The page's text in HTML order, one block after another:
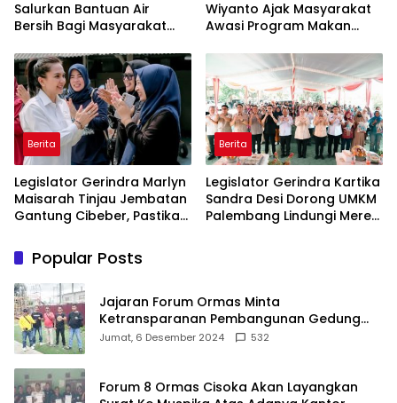
Salurkan Bantuan Air
Bersih Bagi Masyarakat
Di Maros
Wiyanto Ajak Masyarakat
Awasi Program Makan
Sasaran
Berita
Legislator Gerindra Marlyn
Maisarah Tinjau Jembatan
Gantung Cibeber, Pastikan
Berita
Legislator Gerindra Kartika
Sandra Desi Dorong UMKM
Palembang Lindungi Merek
Popular Posts
Jajaran Forum Ormas Minta
Ketransparanan Pembangunan Gedung
Damkar Di Kecamatan Cisoka
Jumat, 6 Desember 2024 532
Forum 8 Ormas Cisoka Akan Layangkan